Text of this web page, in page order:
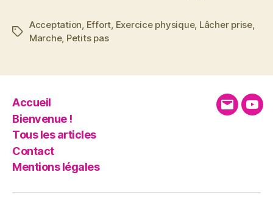
Étiquettes
Acceptation, Effort, Exercice physique, Lâcher prise,
Marche, Petits pas
Accueil
Bienvenue !
Tous les articles
Contact
Mentions légales
E-